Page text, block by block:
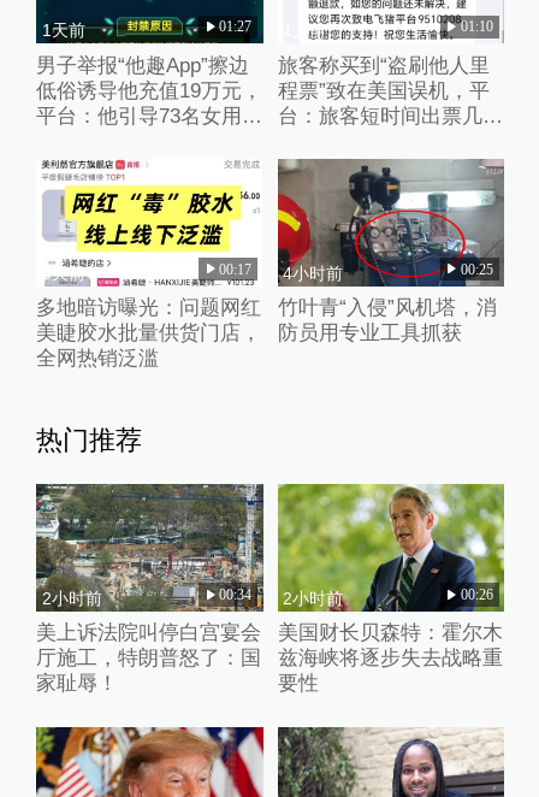
1天前 01:27
男子举报“他趣App”擦边
低俗诱导他充值19万元，
平台：他引导73名女用户
1天前 01:10
旅客称买到“盗刷他人里
程票”致在美国误机，平
台：旅客短时间出票几十
事供应票商
3天前 00:17
多地暗访曝光：问题网红
美睫胶水批量供货门店，
全网热销泛滥
4小时前 00:25
竹叶青“入侵”风机塔，消
防员用专业工具抓获
热门推荐
2小时前 00:34
美上诉法院叫停白宫宴会
厅施工，特朗普怒了：国
家耻辱！
2小时前 00:26
美国财长贝森特：霍尔木
兹海峡将逐步失去战略重
要性